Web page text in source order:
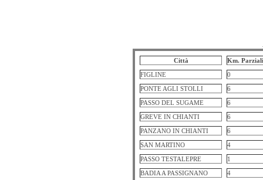
Città
Km. Parziali
FIGLINE
0
PONTE AGLI STOLLI
6
PASSO DEL SUGAME
6
GREVE IN CHIANTI
6
PANZANO IN CHIANTI
6
SAN MARTINO
4
PASSO TESTALEPRE
1
BADIA A PASSIGNANO
4